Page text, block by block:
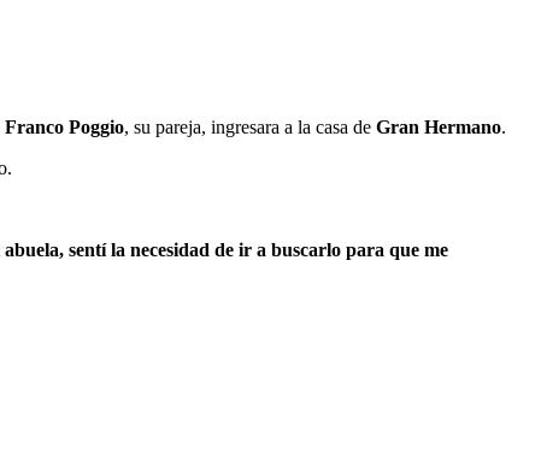
Franco Poggio, su pareja, ingresara a la casa de Gran Hermano.
sentí la necesidad de ir a buscarlo para que me